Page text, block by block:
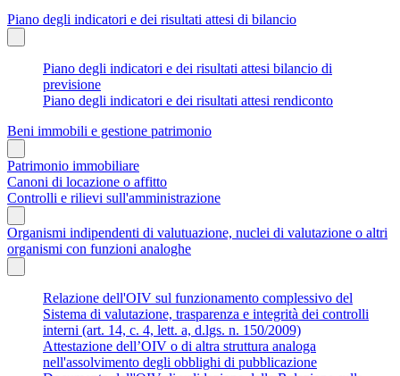
Piano degli indicatori e dei risultati attesi di bilancio
Piano degli indicatori e dei risultati attesi bilancio di
previsione
Piano degli indicatori e dei risultati attesi rendiconto
Beni immobili e gestione patrimonio
Patrimonio immobiliare
Canoni di locazione o affitto
Controlli e rilievi sull'amministrazione
Organismi indipendenti di valutuazione, nuclei di valutazione o altri
organismi con funzioni analoghe
Relazione dell'OIV sul funzionamento complessivo del
Sistema di valutazione, trasparenza e integrità dei controlli
interni (art. 14, c. 4, lett. a, d.lgs. n. 150/2009)
Attestazione dell’OIV o di altra struttura analoga
nell'assolvimento degli obblighi di pubblicazione